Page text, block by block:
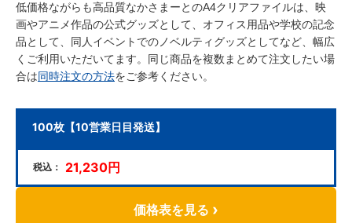
低価格ながらも高品質なかさまーとのA4クリアファイルは、映
画やアニメ作品の公式グッズとして、オフィス用品や学校の記念
品として、同人イベントでのノベルティグッズとしてなど、幅広
くご利用いただいてます。同じ商品を複数まとめて注文したい場
合は同時注文の方法をご参考ください。
100枚【10営業日目発送】
税込： 21,230円
価格表を見る ›